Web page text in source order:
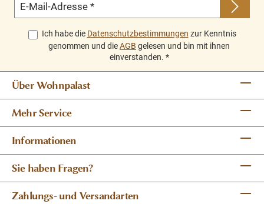
E-Mail-Adresse *
Ich habe die Datenschutzbestimmungen zur Kenntnis
genommen und dieAGB gelesen und bin mit ihnen
einverstanden. *
Über Wohnpalast
Mehr Service
Informationen
Sie haben Fragen?
Zahlungs- und Versandarten